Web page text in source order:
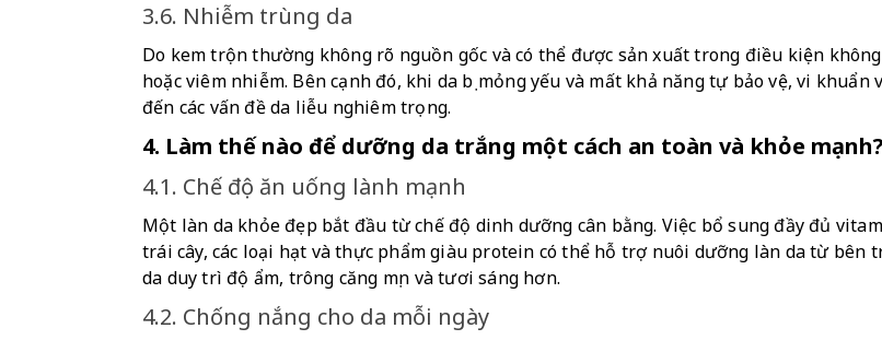
3.6. Nhiễm trùng da
Do kem trộn thường không rõ nguồn gốc và có thể được sản xuất trong điều kiện
hoặc viêm nhiễm. Bên cạnh đó, khi da bị mỏng yếu và mất khả năng tự bảo vệ, vi
đến các vấn đề da liễu nghiêm trọng.
4. Làm thế nào để dưỡng da trắng một cách an toàn và khỏe mạnh?
4.1. Chế độ ăn uống lành mạnh
Một làn da khỏe đẹp bắt đầu từ chế độ dinh dưỡng cân bằng. Việc bổ sung đầy đủ
trái cây, các loại hạt và thực phẩm giàu protein có thể hỗ trợ nuôi dưỡng làn da từ
da duy trì độ ẩm, trông căng mịn và tươi sáng hơn.
4.2. Chống nắng cho da mỗi ngày